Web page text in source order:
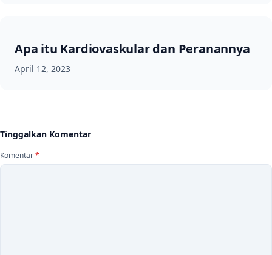
Apa itu Kardiovaskular dan Peranannya
April 12, 2023
Tinggalkan Komentar
Komentar*